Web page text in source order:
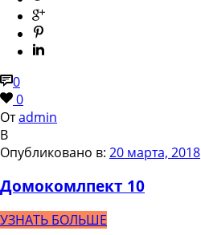
0
0
Отadmin
В
Опубликовано в: 20 марта, 2018
Домокомлпект 10
УЗНАТЬ БОЛЬШЕ